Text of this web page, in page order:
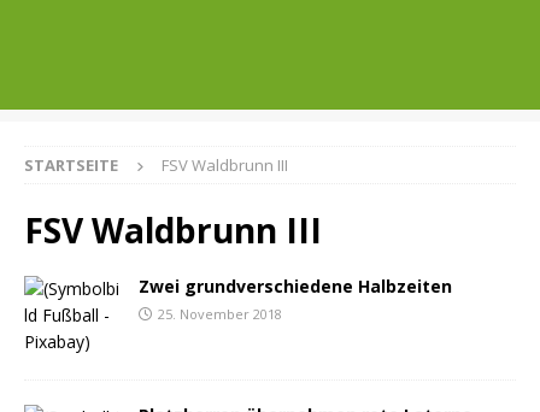
STARTSEITE FSV Waldbrunn III
FSV Waldbrunn III
Zwei grundverschiedene Halbzeiten
25. November 2018